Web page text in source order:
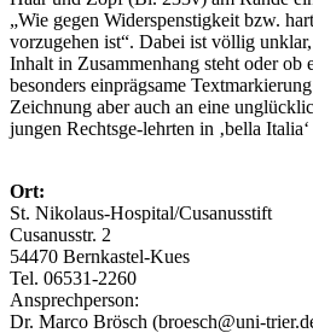
„Wie gegen Widerspenstigkeit bzw.
vorzugehen ist“. Dabei ist völlig
Inhalt in Zusammenhang steht oder ob
besonders einprägsame
Zeichnung aber auch an eine
jungen Rechtsge-lehrten in ‚bella
Ort:
St. Nikolaus-Hospital/Cusanusstift
Cusanusstr. 2
54470 Bernkastel-Kues
Tel. 06531-2260
Ansprechperson:
Dr. Marco Brösch (broesch@uni-